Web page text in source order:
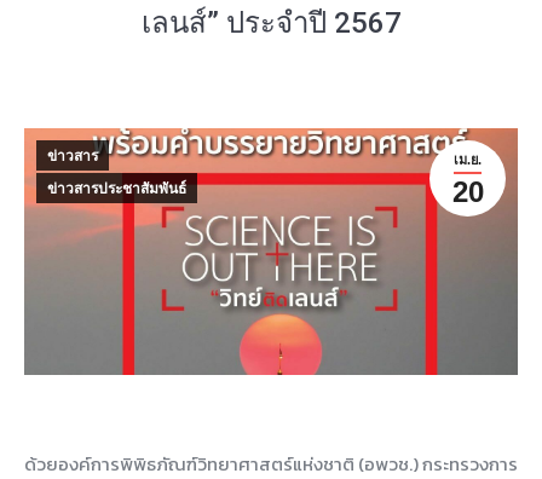
เลนส์” ประจำปี 2567
เม.ย.
20
ข่าวสาร
ข่าวสารประชาสัมพันธ์
ด้วยองค์การพิพิธภัณฑ์วิทยาศาสตร์แห่งชาติ (อพวช.) กระทรวงการ